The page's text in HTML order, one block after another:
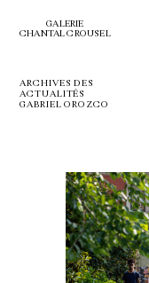
GALERIE
CHANTAL CROUSEL
ARCHIVES DES
ACTUALITÉS
GABRIEL OROZCO